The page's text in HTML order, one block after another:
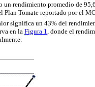
un rendimiento promedio de
Tomate reportado por el
significa un 43% del
en la Figura 1, donde el